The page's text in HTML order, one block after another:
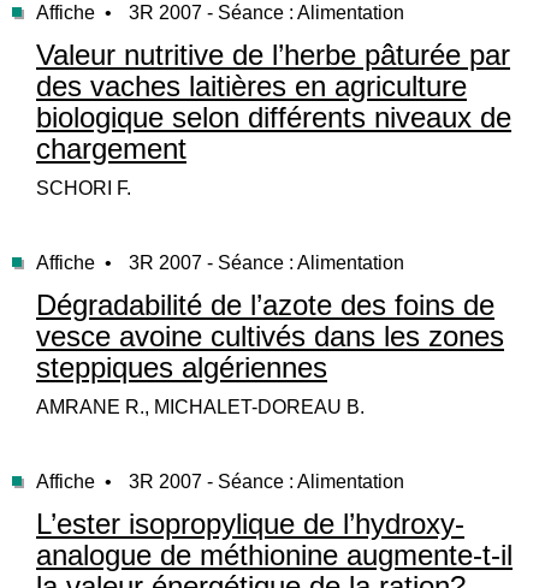
Affiche • 3R 2007 - Séance : Alimentation
Valeur nutritive de l’herbe pâturée par
des vaches laitières en agriculture
biologique selon différents niveaux de
chargement
SCHORI F.
Affiche • 3R 2007 - Séance : Alimentation
Dégradabilité de l’azote des foins de
vesce avoine cultivés dans les zones
steppiques algériennes
AMRANE R., MICHALET-DOREAU B.
Affiche • 3R 2007 - Séance : Alimentation
L’ester isopropylique de l’hydroxy-
analogue de méthionine augmente-t-il